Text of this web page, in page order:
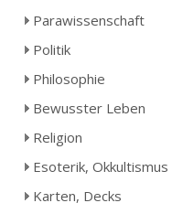
Parawissenschaft
Politik
Philosophie
Bewusster Leben
Religion
Esoterik, Okkultismus
Karten, Decks